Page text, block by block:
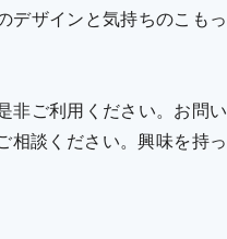
デザインと気持ちのこもっ
非ご利用ください。お問い
相談ください。興味を持っ